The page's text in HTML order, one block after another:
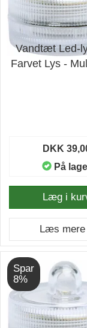
Vandtæt Led-
Farvet Lys -
DKK
På
Læg i
Læs mere
Spar
8%